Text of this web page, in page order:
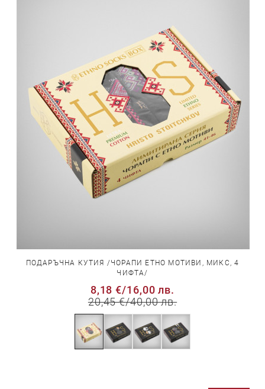
ПОДАРЪЧНА КУТИЯ /ЧОРАПИ ЕТНО МОТИВИ, МИКС, 4
ЧИФТА/
8,18 €/16,00 лв.
20,45 €/40,00 лв.